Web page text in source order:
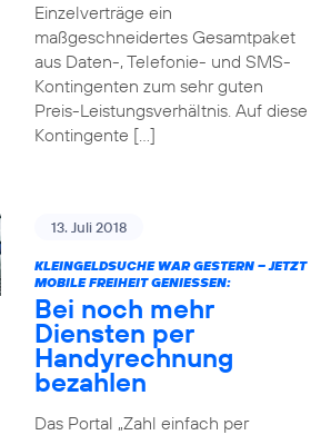
Einzelverträge ein
maßgeschneidertes Gesamtpaket
aus Daten-, Telefonie- und SMS-
Kontingenten zum sehr guten
Preis-Leistungsverhältnis. Auf diese
Kontingente […]
13. Juli 2018
KLEINGELDSUCHE WAR GESTERN – JETZT
MOBILE FREIHEIT GENIESSEN:
Bei noch mehr
Diensten per
Handyrechnung
bezahlen
Das Portal „Zahl einfach per